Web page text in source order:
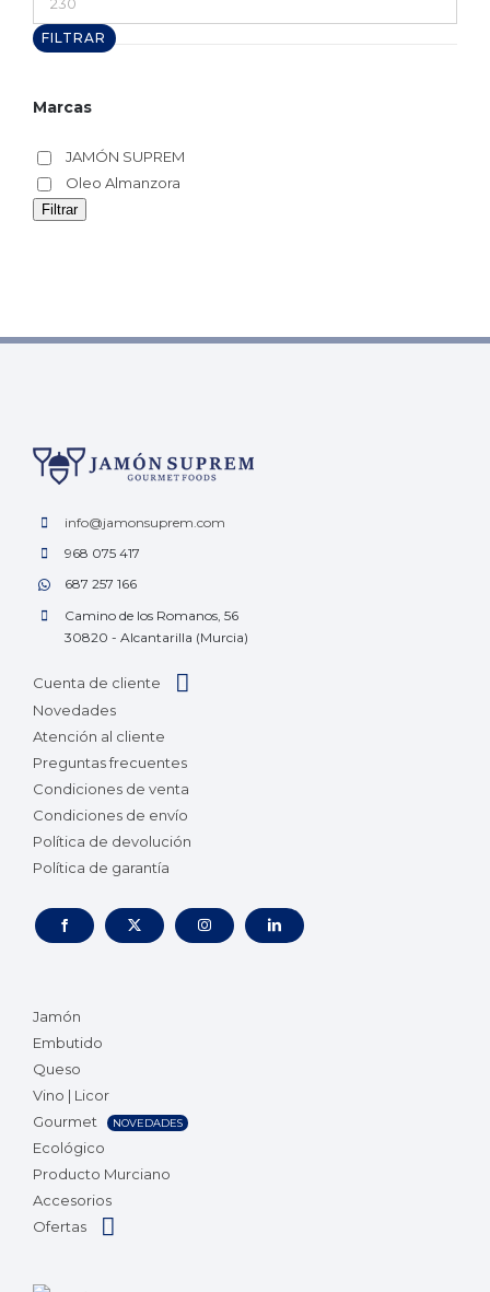
máximo
FILTRAR
Marcas
JAMÓN SUPREM
Oleo Almanzora
Filtrar
info@jamonsuprem.com
968 075 417
687 257 166
Camino de los Romanos, 56
30820 - Alcantarilla (Murcia)
Cuenta de cliente
Novedades
Atención al cliente
Preguntas frecuentes
Condiciones de venta
Condiciones de envío
Política de devolución
Política de garantía
Jamón
Embutido
Queso
Vino | Licor
Gourmet
NOVEDADES
Ecológico
Producto Murciano
Accesorios
Ofertas